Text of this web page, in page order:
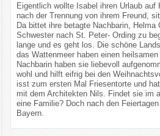
Eigentlich wollte Isabel ihren Urlaub auf
nach der Trennung von ihrem Freund,
Da bittet ihre betagte Nachbarin, Helma
Schwester nach St. Peter- Ording zu
lange und es geht los. Die schöne
das Wattenmeer haben einen
Nachbarin haben sie liebevoll
wohl und hilft eifrig bei den
isst zum ersten Mal Friesentorte und
mit dem Architekten Nils. Findet sie im
eine Familie? Doch nach den
Bayern.